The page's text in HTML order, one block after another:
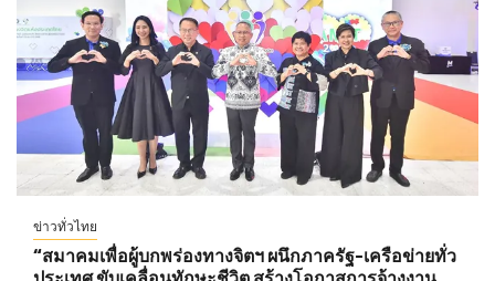
ข่าวทั่วไทย
“สมาคมเพื่อผู้บกพร่องทางจิตฯ ผนึกภาครัฐ-เครือข่ายทั่ว